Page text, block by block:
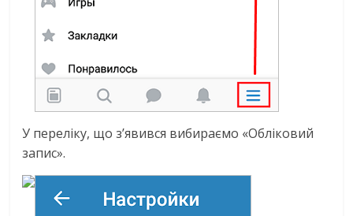
У переліку, що з’явився вибираємо «Обліковий
запис».